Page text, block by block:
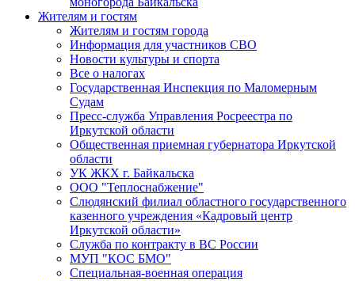
Жителям и гостям
Жителям и гостям города
Информация для участников СВО
Новости культуры и спорта
Все о налогах
Государственная Инспекция по Маломерным
Судам
Пресс-служба Управления Росреестра по
Иркутской области
Общественная приемная губернатора Иркутской
области
УК ЖКХ г. Байкальска
ООО "Теплоснабжение"
Слюдянский филиал областного государственного
казенного учреждения «Кадровый центр
Иркутской области»
Служба по контракту в ВС России
МУП "КОС БМО"
Специальная-военная операция